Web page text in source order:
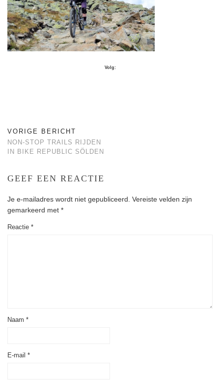
Volg:
VORIGE BERICHT
NON-STOP TRAILS RIJDEN
IN BIKE REPUBLIC SÖLDEN
GEEF EEN REACTIE
Je e-mailadres wordt niet gepubliceerd. Vereiste velden zijn
gemarkeerd met *
Reactie *
Naam *
E-mail *